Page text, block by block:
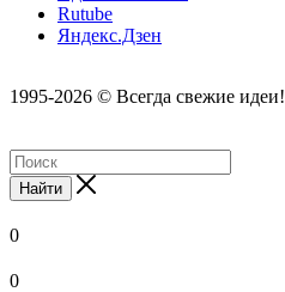
Rutube
Яндекс.Дзен
1995-2026 © Всегда свежие идеи!
Найти
0
0